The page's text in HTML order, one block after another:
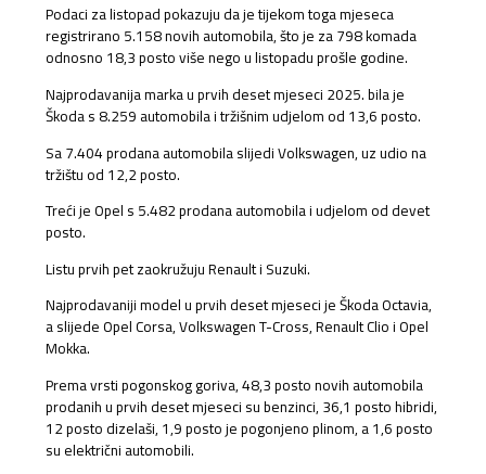
Podaci za listopad pokazuju da je tijekom toga mjeseca
registrirano 5.158 novih automobila, što je za 798 komada
odnosno 18,3 posto više nego u listopadu prošle godine.
Najprodavanija marka u prvih deset mjeseci 2025. bila je
Škoda s 8.259 automobila i tržišnim udjelom od 13,6 posto.
Sa 7.404 prodana automobila slijedi Volkswagen, uz udio na
tržištu od 12,2 posto.
Treći je Opel s 5.482 prodana automobila i udjelom od devet
posto.
Listu prvih pet zaokružuju Renault i Suzuki.
Najprodavaniji model u prvih deset mjeseci je Škoda Octavia,
a slijede Opel Corsa, Volkswagen T-Cross, Renault Clio i Opel
Mokka.
Prema vrsti pogonskog goriva, 48,3 posto novih automobila
prodanih u prvih deset mjeseci su benzinci, 36,1 posto hibridi,
12 posto dizelaši, 1,9 posto je pogonjeno plinom, a 1,6 posto
su električni automobili.